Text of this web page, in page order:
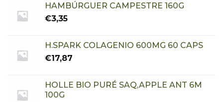
HAMBÚRGUER CAMPESTRE 160G
€3,35
H.SPARK COLAGENIO 600MG 60 CAPS
€17,87
HOLLE BIO PURÉ SAQ,APPLE ANT 6M
100G